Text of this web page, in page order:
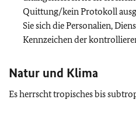
Quittung/kein Protokoll
Sie sich die Personalien,
Kennzeichen der
Natur und Klima
Es herrscht tropisches bis